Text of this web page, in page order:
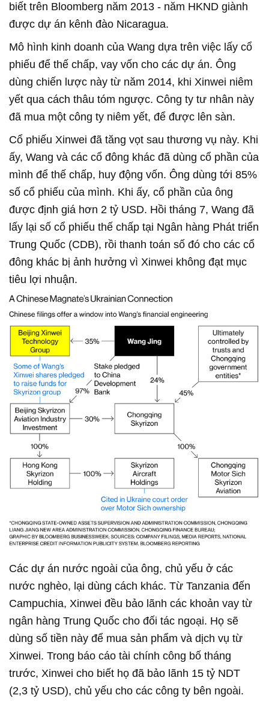
biết trên Bloomberg năm 2013 - năm HKND giành
được dự án kênh đào Nicaragua.
Mô hình kinh doanh của Wang dựa trên việc lấy cổ
phiếu để thế chấp, vay vốn cho các dự án. Ông
dùng chiến lược này từ năm 2014, khi Xinwei niêm
yết qua cách thâu tóm ngược. Công ty tư nhân này
đã mua một công ty niêm yết, để được lên sàn.
Cổ phiếu Xinwei đã tăng vọt sau thương vụ này. Khi
ấy, Wang và các cổ đông khác đã dùng cổ phần của
mình để thế chấp, huy động vốn. Ông dùng tới 85%
số cổ phiếu của mình. Khi ấy, cổ phần của ông
được định giá hơn 2 tỷ USD. Hồi tháng 7, Wang đã
lấy lại số cổ phiếu thế chấp tại Ngân hàng Phát triển
Trung Quốc (CDB), rồi thanh toán số đó cho các cổ
đông khác bị ảnh hưởng vì Xinwei không đạt mục
tiêu lợi nhuận.
Các dự án nước ngoài của ông, chủ yếu ở các
nước nghèo, lại dùng cách khác. Từ Tanzania đến
Campuchia, Xinwei đều bảo lãnh các khoản vay từ
ngân hàng Trung Quốc cho đối tác ngoại. Họ sẽ
dùng số tiền này để mua sản phẩm và dịch vụ từ
Xinwei. Trong báo cáo tài chính công bố tháng
trước, Xinwei cho biết họ đã bảo lãnh 15 tỷ NDT
(2,3 tỷ USD), chủ yếu cho các công ty bên ngoài.